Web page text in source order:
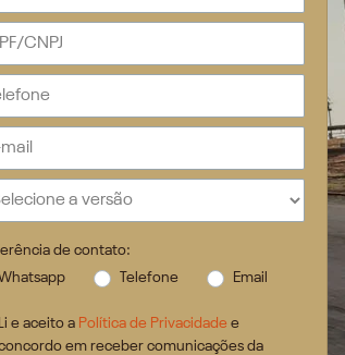
de contato:
Telefone Email
Li e aceito a Política de Privacidade e
em receber comunicações da